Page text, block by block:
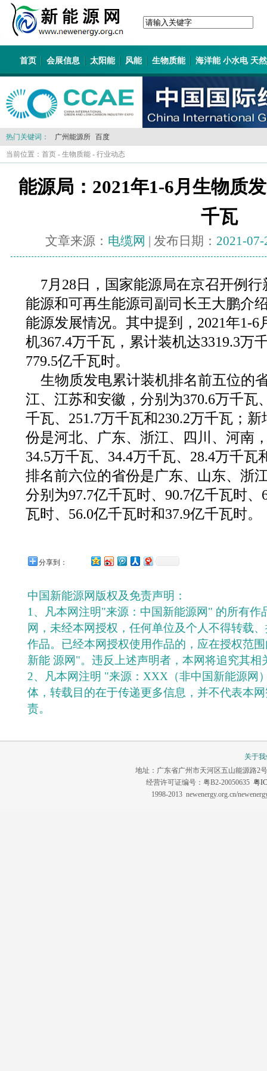
首页 会展信息 太阳能 风能 生物质能 海洋能 小水电 天
热门关键词： 广州能源所 百度
当前位置： 首页 - 生物质能 - 行业动态
能源局：2021年1-6月生物质
千瓦
文章来源： 电缆网 | 发布日期： 2021-07-
7月28日，国家能源局在京召开例
能源和可再生能源司副司长王大鹏介
能源发展情况。其中提到，2021年1-
机367.4万千瓦，累计装机达3319.3万
779.5亿千瓦时。
生物质发电累计装机排名前五位的
江、江苏和安徽，分别为370.6万千瓦
千瓦、251.7万千瓦和230.2万千瓦；
份是河北、广东、浙江、四川、河南
34.5万千瓦、34.4万千瓦、28.4万千瓦
排名前六位的省份是广东、山东、浙
分别为97.7亿千瓦时、90.7亿千瓦时、
瓦时、56.0亿千瓦时和37.9亿千瓦时。
分享到：
中国新能源网版权及免责声明：
1、凡本网注明"来源：中国新能源网" 的所有作
网，未经本网授权，任何单位及个人不得转载
作品。已经本网授权使用作品的，应在授权范
新能 源网"。违反上述声明者，本网将追究其相
2、凡本网注明 "来源：XXX（非中国新能源网
体，转载目的在于传递更多信息，并不代表本
责。
关于
地址：广东省广州市天河区五山能源路2
经营许可证编号：粤B2-20050635 粤
1998-2013 newenergy.org.cn/